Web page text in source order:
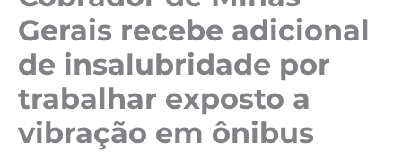
Gerais recebe adicional
de insalubridade por
trabalhar exposto a
vibração em ônibus
r